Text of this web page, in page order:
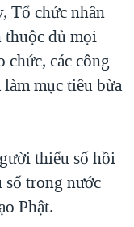
Tổ chức nhân
thuộc đủ mọi
chức, các công
mục tiêu bừa
thiểu số hồi
số trong nước
Phật.